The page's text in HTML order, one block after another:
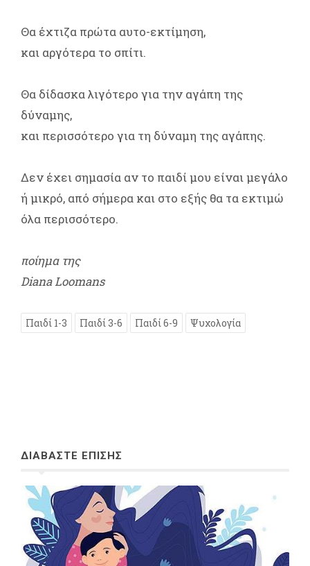
Θα έχτιζα πρώτα αυτο-εκτίμηση,
και αργότερα το σπίτι.
Θα δίδασκα λιγότερο για την αγάπη της
δύναμης,
και περισσότερο για τη δύναμη της αγάπης.
Δεν έχει σημασία αν το παιδί μου είναι μεγάλο
ή μικρό, από σήμερα και στο εξής θα τα εκτιμώ
όλα περισσότερο.
ποίημα της
Diana Loomans
Παιδί 1-3 Παιδί 3-6 Παιδί 6-9 Ψυχολογία
ΔΙΑΒΑΣΤΕ ΕΠΙΣΗΣ